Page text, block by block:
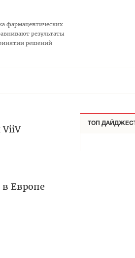
фармацевтических
результаты
решений
Европе
ТОП ДАЙДЖЕСТ